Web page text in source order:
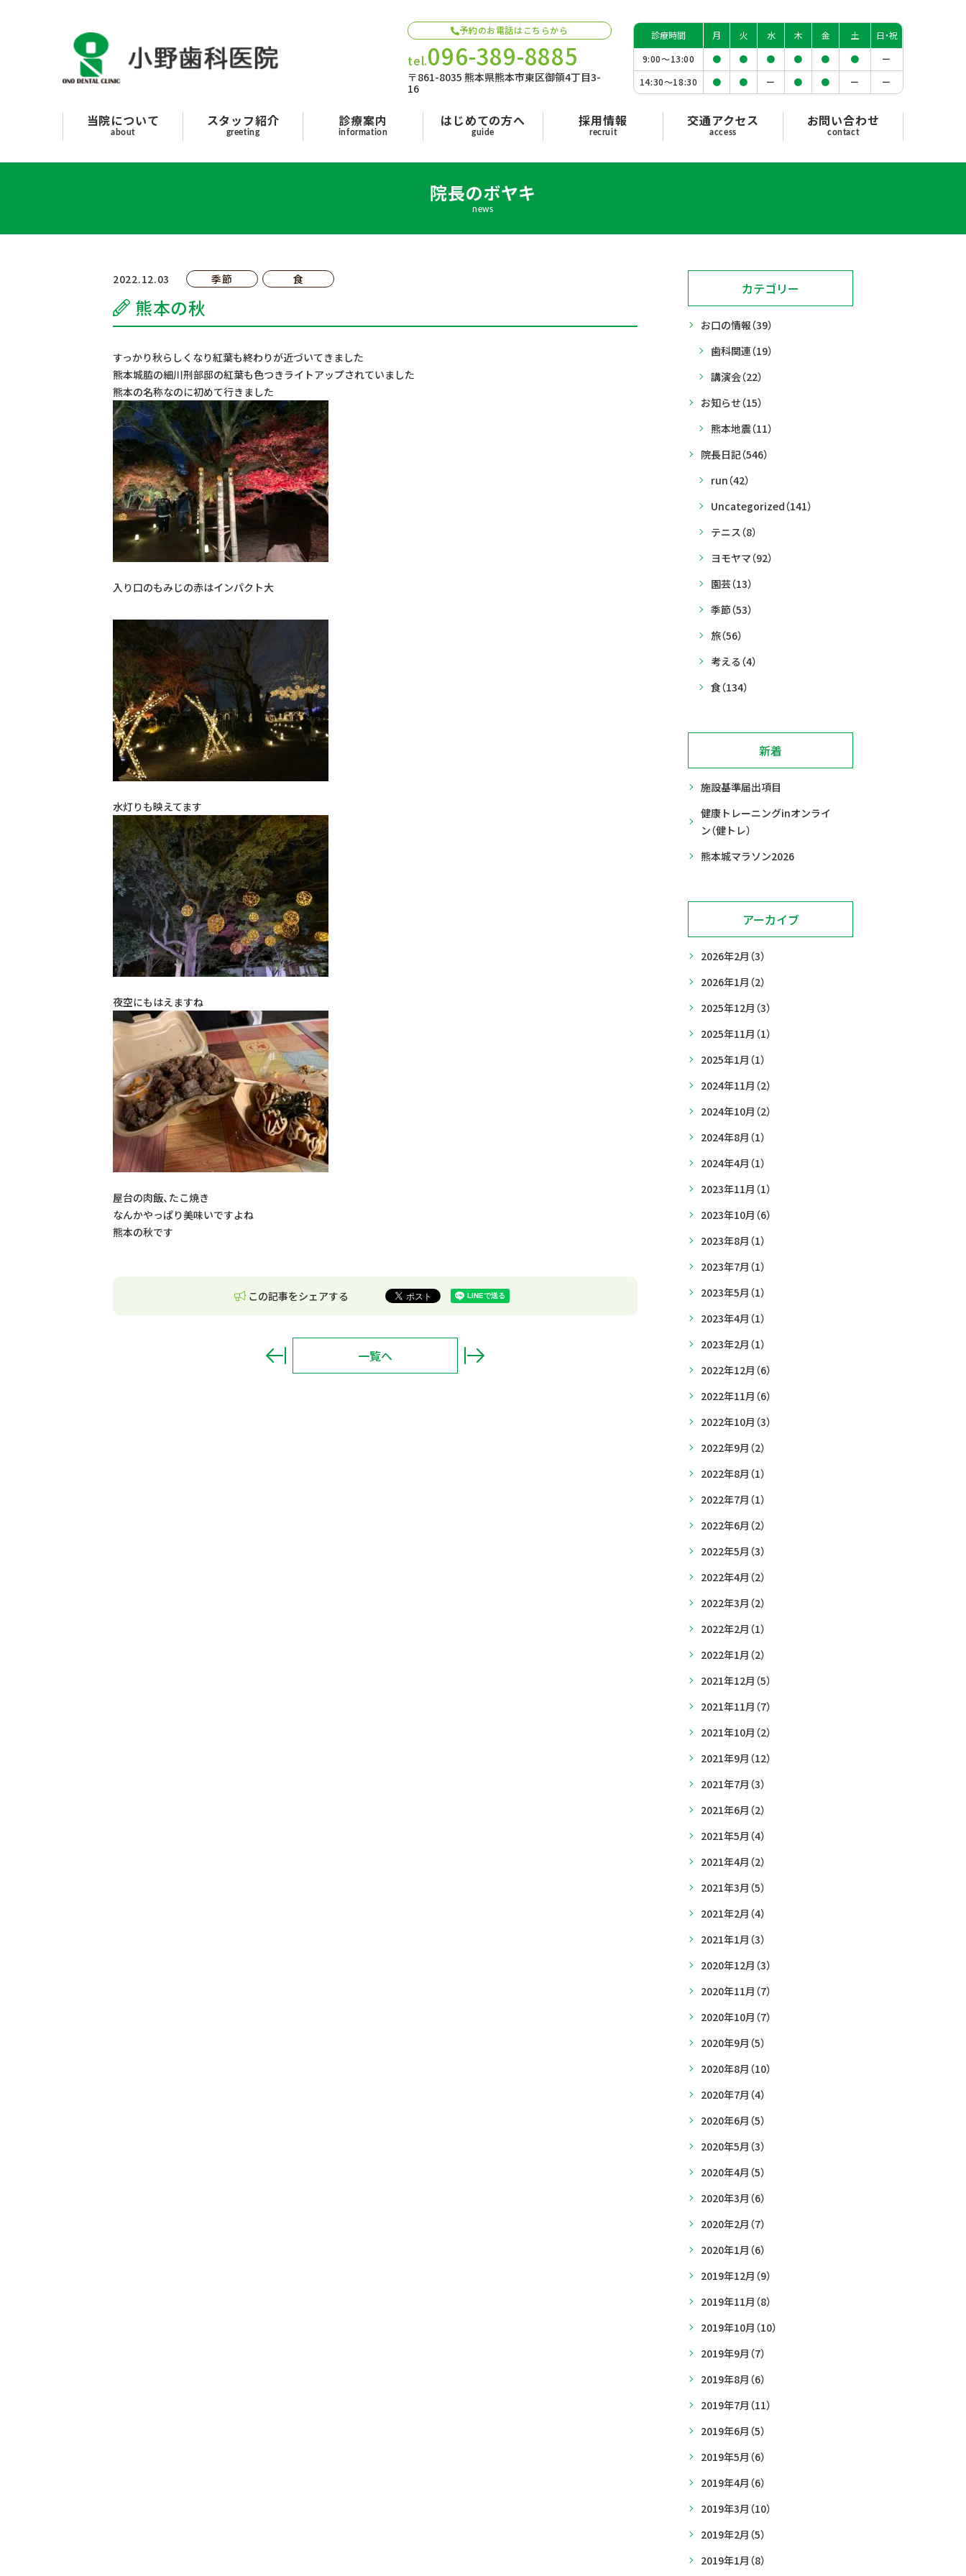
予約のお電話はこちらから
tel.096-389-8885
〒861-8035 熊本県熊本市東区御領4丁目3-
16
診療時間 月 火 水 木 金 土
日・祝
9:00〜13:00 ● ● ● ● ● ●
ー
14:30〜18:30 ● ● ー ● ● ー ー
当院について
about
スタッフ紹介
greeting
診療案内
information
はじめての方へ
guide
採用情報
recruit
交通アクセス
access
お問い合わせ
contact
院長のボヤキ
news
2022.12.03 季節 食
熊本の秋
すっかり秋らしくなり紅葉も終わりが近づいてきました
熊本城脇の細川刑部邸の紅葉も色つきライトアップされていました
熊本の名称なのに初めて行きました
入り口のもみじの赤はインパクト大
水灯りも映えてます
夜空にもはえますね
屋台の肉飯、たこ焼き
なんかやっぱり美味いですよね
熊本の秋です
この記事をシェアする
一覧へ
カテゴリー
お口の情報（39）
歯科関連（19）
講演会（22）
お知らせ（15）
熊本地震（11）
院長日記（546）
run（42）
Uncategorized（141）
テニス（8）
ヨモヤマ（92）
園芸（13）
季節（53）
旅（56）
考える （4）
食（134）
新着
施設基準届出項目
健康トレーニングinオンライ
ン（健トレ）
熊本城マラソン2026
アーカイブ
2026年2月 （3）
2026年1月 （2）
2025年12月 （3）
2025年11月 （1）
2025年1月 （1）
2024年11月 （2）
2024年10月 （2）
2024年8月 （1）
2024年4月 （1）
2023年11月 （1）
2023年10月 （6）
2023年8月 （1）
2023年7月 （1）
2023年5月 （1）
2023年4月 （1）
2023年2月 （1）
2022年12月 （6）
2022年11月 （6）
2022年10月 （3）
2022年9月 （2）
2022年8月 （1）
2022年7月 （1）
2022年6月 （2）
2022年5月 （3）
2022年4月 （2）
2022年3月 （2）
2022年2月 （1）
2022年1月 （2）
2021年12月 （5）
2021年11月 （7）
2021年10月 （2）
2021年9月 （12）
2021年7月 （3）
2021年6月 （2）
2021年5月 （4）
2021年4月 （2）
2021年3月 （5）
2021年2月 （4）
2021年1月 （3）
2020年12月 （3）
2020年11月 （7）
2020年10月 （7）
2020年9月 （5）
2020年8月 （10）
2020年7月 （4）
2020年6月 （5）
2020年5月 （3）
2020年4月 （5）
2020年3月 （6）
2020年2月 （7）
2020年1月 （6）
2019年12月 （9）
2019年11月 （8）
2019年10月 （10）
2019年9月 （7）
2019年8月 （6）
2019年7月 （11）
2019年6月 （5）
2019年5月 （6）
2019年4月 （6）
2019年3月 （10）
2019年2月 （5）
2019年1月 （8）
当院について